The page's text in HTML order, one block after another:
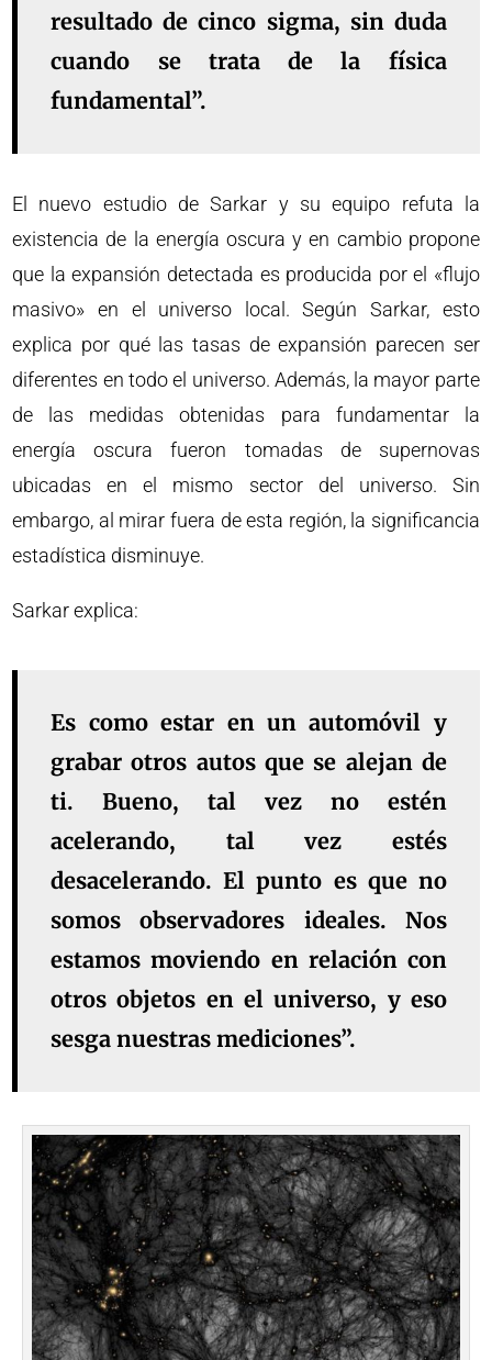
resultado de cinco sigma, sin duda
cuando se trata de la física
fundamental”.
El nuevo estudio de Sarkar y su equipo refuta la
existencia de la energía oscura y en cambio propone
que la expansión detectada es producida por el «flujo
masivo» en el universo local. Según Sarkar, esto
explica por qué las tasas de expansión parecen ser
diferentes en todo el universo. Además, la mayor parte
de las medidas obtenidas para fundamentar la
energía oscura fueron tomadas de supernovas
ubicadas en el mismo sector del universo. Sin
embargo, al mirar fuera de esta región, la significancia
estadística disminuye.
Sarkar explica:
Es como estar en un automóvil y
grabar otros autos que se alejan de
ti. Bueno, tal vez no estén
acelerando, tal vez estés
desacelerando. El punto es que no
somos observadores ideales. Nos
estamos moviendo en relación con
otros objetos en el universo, y eso
sesga nuestras mediciones”.